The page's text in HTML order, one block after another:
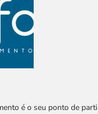
é o seu ponto de